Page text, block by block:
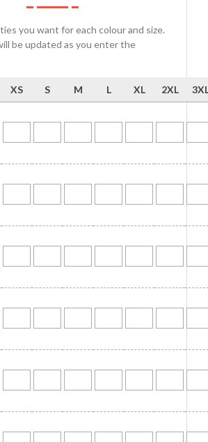
you want for each colour and size.
be updated as you enter the
XS S M L XL 2XL